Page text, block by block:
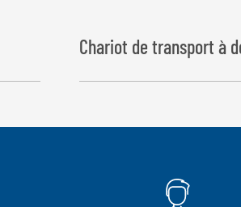
Chariot de transport à